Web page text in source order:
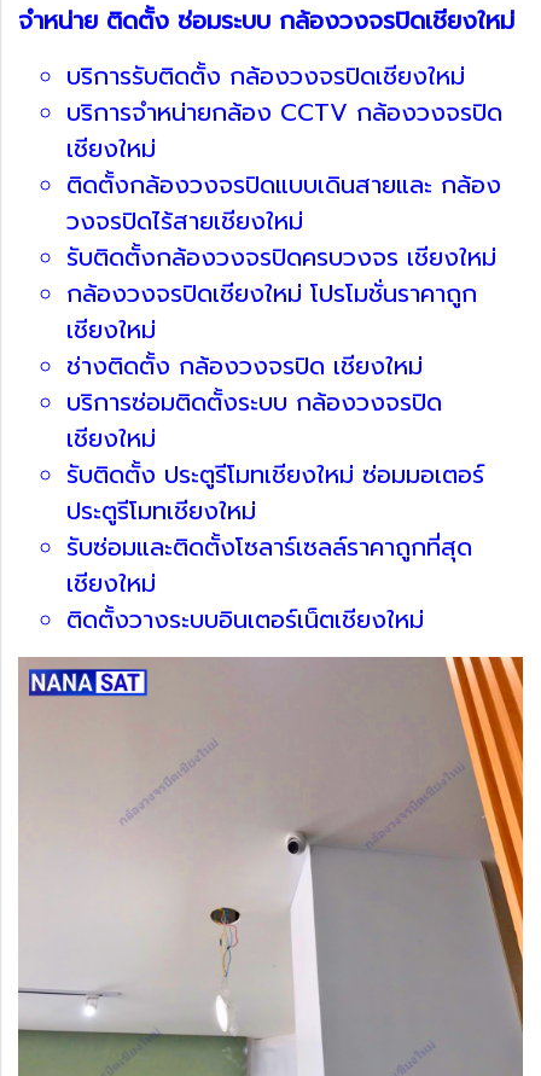
จำหน่าย ติดตั้ง ซ่อมระบบ กล้องวงจรปิดเชียงใหม่
บริการรับติดตั้ง กล้องวงจรปิดเชียงใหม่
บริการจำหน่ายกล้อง CCTV กล้องวงจรปิด
เชียงใหม่
ติดตั้งกล้องวงจรปิดแบบเดินสายและ กล้อง
วงจรปิดไร้สายเชียงใหม่
รับติดตั้งกล้องวงจรปิดครบวงจร เชียงใหม่
กล้องวงจรปิดเชียงใหม่ โปรโมชั่นราคาถูก
เชียงใหม่
ช่างติดตั้ง กล้องวงจรปิด เชียงใหม่
บริการซ่อมติดตั้งระบบ กล้องวงจรปิด
เชียงใหม่
รับติดตั้ง ประตูรีโมทเชียงใหม่ ซ่อมมอเตอร์
ประตูรีโมทเชียงใหม่
รับซ่อมและติดตั้งโซลาร์เซลล์ราคาถูกที่สุด
เชียงใหม่
ติดตั้งวางระบบอินเตอร์เน็ตเชียงใหม่